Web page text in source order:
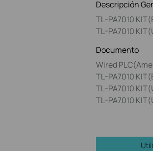
Descripción
TL-PA7010
TL-PA7010
Documento
Wired
TL-PA7010
TL-PA7010
TL-PA7010